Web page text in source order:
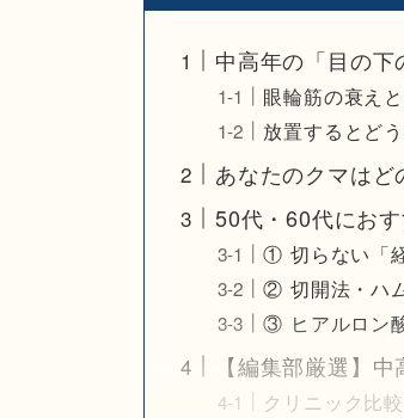
中高年の「目の下
眼輪筋の衰え
放置するとど
あなたのクマは
50代・60代にお
① 切らない「
② 切開法・ハ
③ ヒアルロン
【編集部厳選】
クリニック比